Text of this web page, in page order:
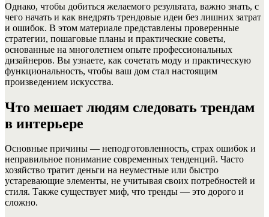
Однако, чтобы добиться желаемого результата, важно знать, с
чего начать и как внедрять трендовые идеи без лишних затрат
и ошибок. В этом материале представлены проверенные
стратегии, пошаговые планы и практические советы,
основанные на многолетнем опыте профессиональных
дизайнеров. Вы узнаете, как сочетать моду и практическую
функциональность, чтобы ваш дом стал настоящим
произведением искусства.
Что мешает людям следовать трендам
в интерьере
Основные причины — неподготовленность, страх ошибок и
неправильное понимание современных тенденций. Часто
хозяйство тратит деньги на неуместные или быстро
устаревающие элементы, не учитывая своих потребностей и
стиля. Также существует миф, что тренды — это дорого и
сложно.